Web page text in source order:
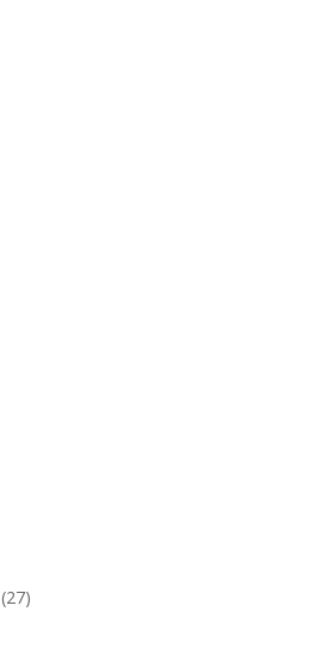
(27)